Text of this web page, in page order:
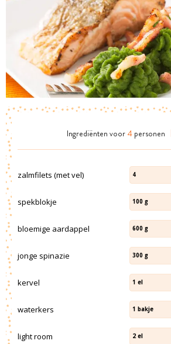
Ingrediënten voor 4 personen
zalmfilets (met vel) 4
spekblokje 100 g
bloemige aardappel 600 g
jonge spinazie 300 g
kervel 1 el
waterkers 1 bakje
light room 2 el